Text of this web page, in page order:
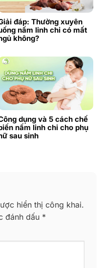
đáp: Thường xuyên
nấm linh chi có mất
không?
dụng và 5 cách chế
nấm linh chi cho phụ
sau sinh
hiển thị công khai.
đánh dấu *